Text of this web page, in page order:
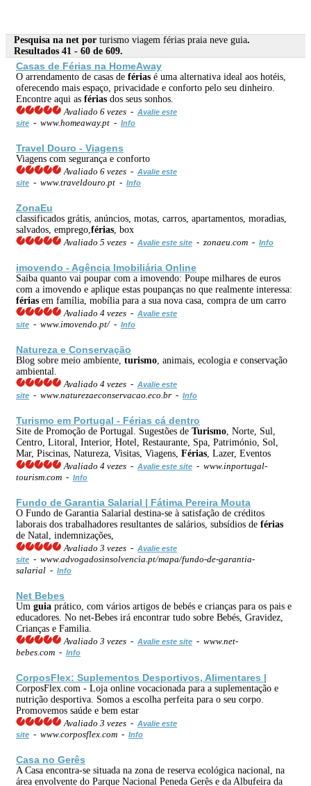
Pesquisa na net por turismo viagem férias praia neve guia.
Resultados 41 - 60 de 609.
Casas de Férias na HomeAway
O arrendamento de casas de férias é uma alternativa ideal aos hotéis,
oferecendo mais espaço, privacidade e conforto pelo seu dinheiro.
Encontre aqui as férias dos seus sonhos.
Avaliado 6 vezes - Avalie este
site - www.homeaway.pt - Info
Travel Douro - Viagens
Viagens com segurança e conforto
Avaliado 6 vezes - Avalie este
site - www.traveldouro.pt - Info
ZonaEu
classificados grátis, anúncios, motas, carros, apartamentos, moradias,
salvados, emprego, férias , box
Avaliado 5 vezes - Avalie este site - zonaeu.com - Info
imovendo - Agência Imobiliária Online
Saiba quanto vai poupar com a imovendo: Poupe milhares de euros
com a imovendo e aplique estas poupanças no que realmente interessa:
férias em família, mobília para a sua nova casa, compra de um carro
Avaliado 4 vezes - Avalie este
site - www.imovendo.pt/ - Info
Natureza e Conservação
Blog sobre meio ambiente, turismo , animais, ecologia e conservação
ambiental.
Avaliado 4 vezes - Avalie este
site - www.naturezaeconservacao.eco.br - Info
Turismo em Portugal - Férias cá dentro
Site de Promoção de Portugal. Sugestões de Turismo , Norte, Sul,
Centro, Litoral, Interior, Hotel, Restaurante, Spa, Património, Sol,
Mar, Piscinas, Natureza, Visitas, Viagens, Férias , Lazer, Eventos
Avaliado 4 vezes - Avalie este site - www.inportugal-
tourism.com - Info
Fundo de Garantia Salarial | Fátima Pereira Mouta
O Fundo de Garantia Salarial destina-se à satisfação de créditos
laborais dos trabalhadores resultantes de salários, subsídios de férias
de Natal, indemnizações,
Avaliado 3 vezes - Avalie este
site - www.advogadosinsolvencia.pt/mapa/fundo-de-garantia-
salarial - Info
Net Bebes
Um guia prático, com vários artigos de bebés e crianças para os pais e
educadores. No net-Bebes irá encontrar tudo sobre Bebés, Gravidez,
Crianças e Familia.
Avaliado 3 vezes - Avalie este site - www.net-
bebes.com - Info
CorposFlex: Suplementos Desportivos, Alimentares |
CorposFlex.com - Loja online vocacionada para a suplementação e
nutrição desportiva. Somos a escolha perfeita para o seu corpo.
Promovemos saúde e bem estar
Avaliado 3 vezes - Avalie este
site - www.corposflex.com - Info
Casa no Gerês
A Casa encontra-se situada na zona de reserva ecológica nacional, na
área envolvente do Parque Nacional Peneda Gerês e da Albufeira da